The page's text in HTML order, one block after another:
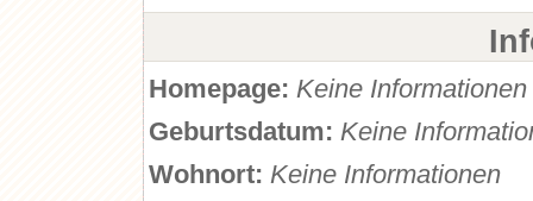
Homepage: Keine Informationen
Geburtsdatum: Keine
Wohnort: Keine Informationen